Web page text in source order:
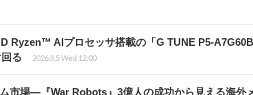
Ryzen™ AIプロセッサ搭載の「G TUNE P5-
る
2026.8.5 Wed 12:00
市場―『War Robots』3億人の成功から見える海外